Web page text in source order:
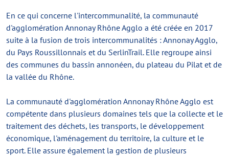
En ce qui concerne l'intercommunalité, la communauté
d'agglomération Annonay Rhône Agglo a été créée en 2017
suite à la fusion de trois intercommunalités : Annonay Agglo,
du Pays Roussillonnais et du SerlinTrail. Elle regroupe ainsi
des communes du bassin annonéen, du plateau du Pilat et de
la vallée du Rhône.
La communauté d'agglomération Annonay Rhône Agglo est
compétente dans plusieurs domaines tels que la collecte et le
traitement des déchets, les transports, le développement
économique, l'aménagement du territoire, la culture et le
sport. Elle assure également la gestion de plusieurs